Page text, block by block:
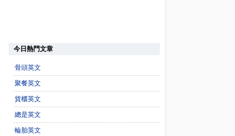
今日熱門文章
骨頭英文
聚餐英文
貨櫃英文
總是英文
輪胎英文